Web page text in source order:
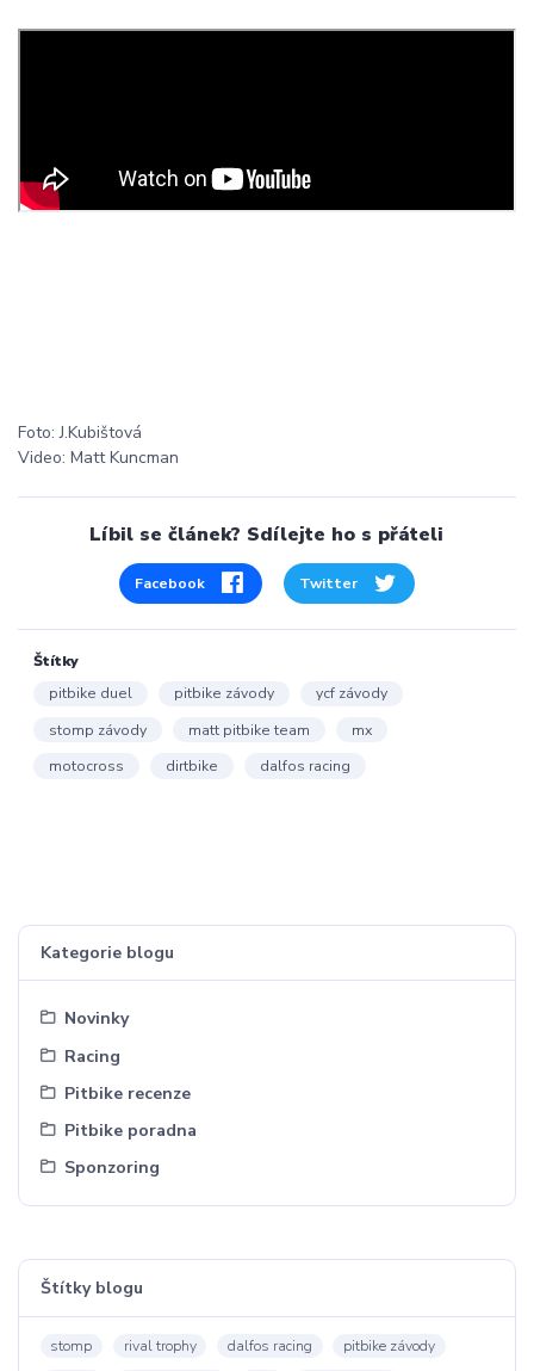
Kategorie blogu
Novinky
Racing
Pitbike recenze
Pitbike poradna
Sponzoring
Štítky blogu
stomp rival trophy dalfos racing pitbike závody
Foto: J.Kubištová
Video: Matt Kuncman
Líbil se článek? Sdílejte ho s přáteli
Facebook Twitter
Štítky
pitbike duel
pitbike závody
ycf závody
stomp závody
matt pitbike team
mx
motocross
dirtbike dalfos racing